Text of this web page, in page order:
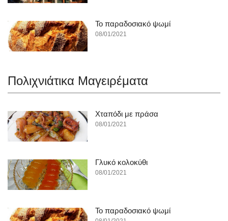
To παραδοσιακό ψωμί
08/01/2021
Πολιχνιάτικα Mαγειρέματα
Χταπόδι με πράσα
08/01/2021
Γλυκό κολοκύθι
08/01/2021
To παραδοσιακό ψωμί